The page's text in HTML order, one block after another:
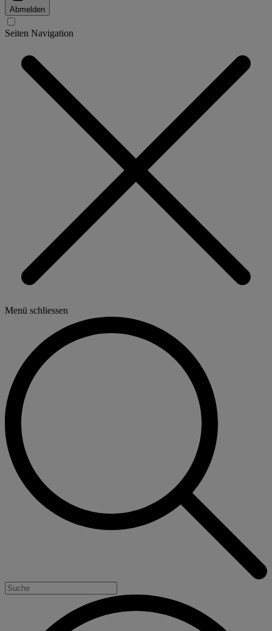
Abmelden
Seiten Navigation
Menü schliessen